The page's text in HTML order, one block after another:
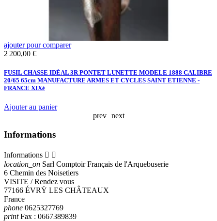
ajouter pour comparer
Prix
2 200,00 €
FUSIL CHASSE IDÉAL 3R PONTET LUNETTE MODELE 1888 CALIBRE
20/65 65cm MANUFACTURE ARMES ET CYCLES SAINT ETIENNE -
FRANCE XIXè
Ajouter au panier
prev
next
Informations
Informations  
location_on Sarl Comptoir Français de l'Arquebuserie
6 Chemin des Noisetiers
VISITE / Rendez vous
77166 ÉVRŸ LES CHÂTEAUX
France
phone 0625327769
printFax : 0667389839